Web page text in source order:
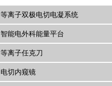
等离子双极电切电凝系统
智能电外科能量平台
等离子任克刀
电切内窥镜